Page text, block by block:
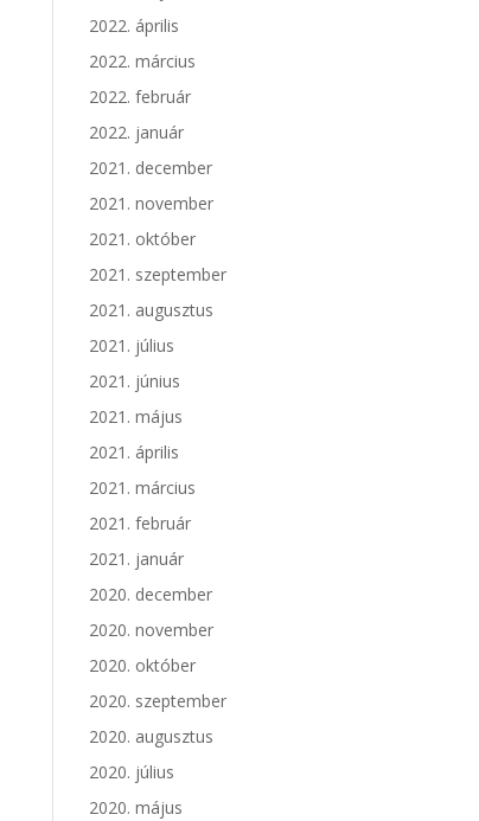
2022. április
2022. március
2022. február
2022. január
2021. december
2021. november
2021. október
2021. szeptember
2021. augusztus
2021. július
2021. június
2021. május
2021. április
2021. március
2021. február
2021. január
2020. december
2020. november
2020. október
2020. szeptember
2020. augusztus
2020. július
2020. május